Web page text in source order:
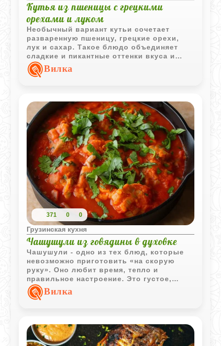
Кутья из пшеницы с грецкими
орехами и луком
Необычный вариант кутьи сочетает
разваренную пшеницу, грецкие орехи,
лук и сахар. Такое блюдо объединяет
сладкие и пикантные оттенки вкуса и
относится к традиционной домашней
кухне.Вилка
371 0 0
Грузинская кухня
Чашушули из говядины в духовке
Чашушули - одно из тех блюд, которые
невозможно приготовить «на скорую
руку». Оно любит время, тепло и
правильное настроение. Это густое,
насыщенное грузинское рагу, где мягкая
говядина томится в собственном соку с
блюдо готовят на плите, но томление в
духовке даёт особый эффект: чугун
превращается в маленькую печь, а мясо
Вилка